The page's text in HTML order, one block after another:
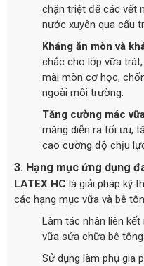
chặn triệt để các vết
nước xuyên qua cấu
Kháng ăn mòn và
chắc cho lớp vữa
mài mòn cơ học,
ngoài môi trường.
Tăng cường mác
măng diễn ra tối ưu,
cao cường độ chịu
3. Hạng mục ứng dụng
LATEX HC là giải pháp kỹ
các hạng mục vữa và bê
Làm tác nhân liên
vữa sửa chữa bê tông.
Sử dụng làm phụ gia